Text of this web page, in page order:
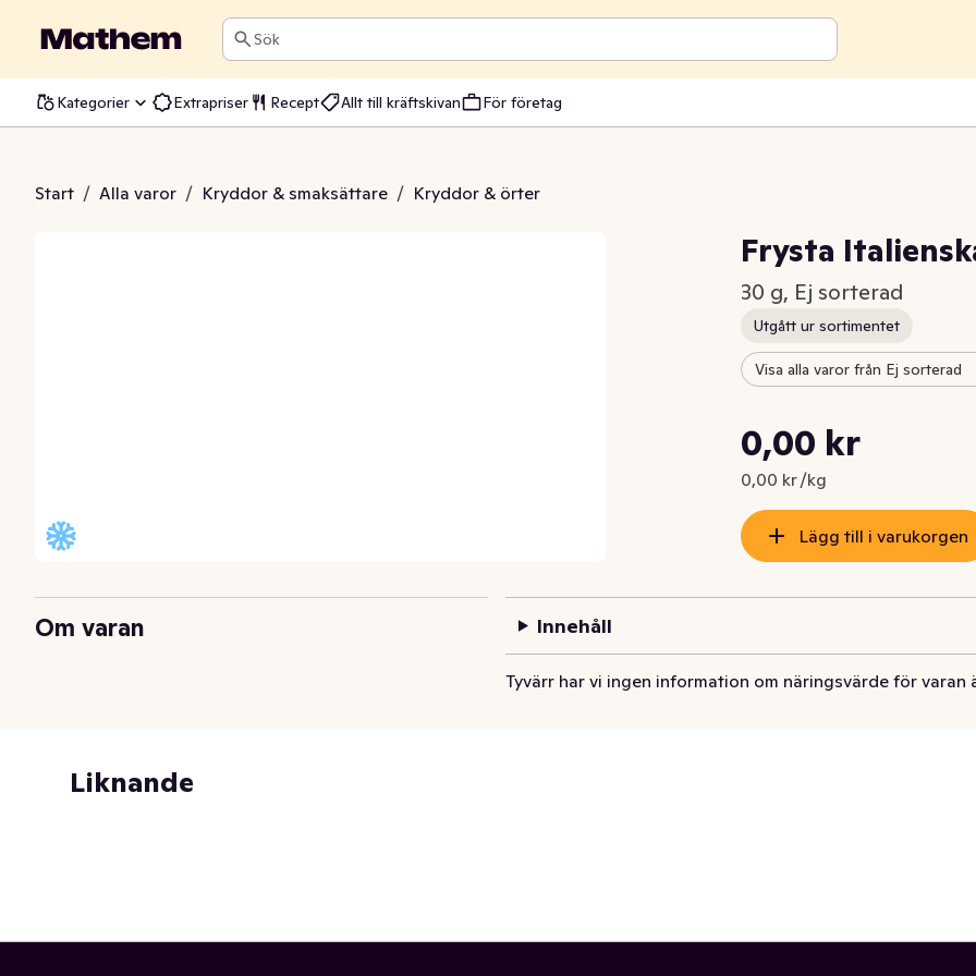
Sök
Kategorier Extrapriser Recept Allt till kräftskivan För företag
Start / Alla varor / Kryddor & smaksättare / Kryddor & örter
Örter Findus
Frysta
30 g, Ej sorterad
Utgått ur sortimentet
Visa alla varor från Ej sorterad
Nuvarande pris är: 0,00 kr
0,00 kr
0,00 kr /kg
Styckpris: 0,00 kr /kg
Lägg till i varukorgen
Om varan Innehåll
Tyvärr har vi ingen information om näringsvärde för varan
Liknande